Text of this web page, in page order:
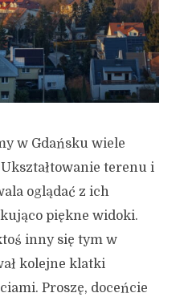
w Gdańsku wiele
terenu i
oglądać z ich
piękne widoki.
inny się tym w
kolejne klatki
Proszę, doceńcie